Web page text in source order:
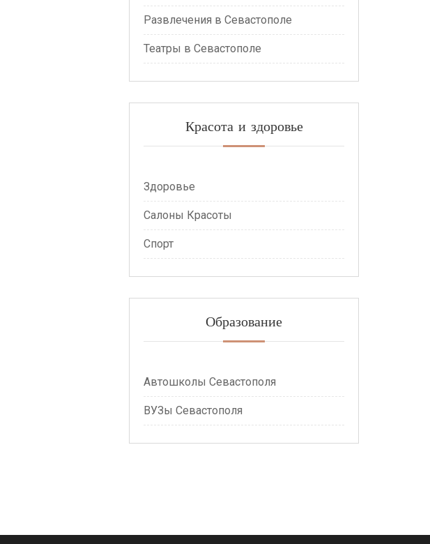
Развлечения в Севастополе
Театры в Севастополе
Красота и здоровье
Здоровье
Салоны Красоты
Спорт
Образование
Автошколы Севастополя
ВУЗы Севастополя